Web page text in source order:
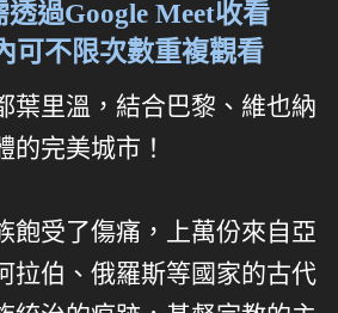
過Google Meet收看
可不限次數重複觀看
葉里溫，結合巴黎、維也納
的完美城市！
飽受了傷痛，上萬份來自亞
拉伯、俄羅斯等國家的古代